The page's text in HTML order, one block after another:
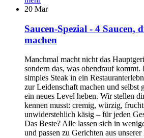
20 Mar
Saucen-Spezial - 4 Saucen,
machen
Manchmal macht nicht das
sondern das, was obendrauf kommt.
simples Steak in ein
zur Leidenschaft machen und selbst
ein neues Level heben. Wir stellen
kennen musst: cremig, würzig,
unwiderstehlich käsig – für jeden
Das Beste? Alle lassen sich in
und passen zu Gerichten aus